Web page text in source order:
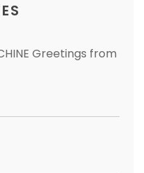
Greetings from